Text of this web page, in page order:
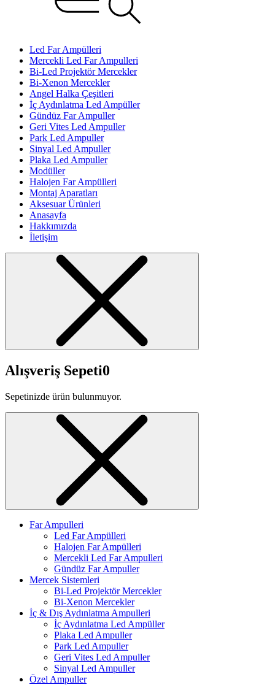
Led Far Ampülleri
Mercekli Led Far Ampulleri
Bi-Led Projektör Mercekler
Bi-Xenon Mercekler
Angel Halka Çeşitleri
İç Aydınlatma Led Ampüller
Gündüz Far Ampuller
Geri Vites Led Ampuller
Park Led Ampuller
Sinyal Led Ampuller
Plaka Led Ampuller
Modüller
Halojen Far Ampülleri
Montaj Aparatları
Aksesuar Ürünleri
Anasayfa
Hakkımızda
İletişim
Alışveriş Sepeti0
Sepetinizde ürün bulunmuyor.
Far Ampulleri
Led Far Ampülleri
Halojen Far Ampülleri
Mercekli Led Far Ampulleri
Gündüz Far Ampuller
Mercek Sistemleri
Bi-Led Projektör Mercekler
Bi-Xenon Mercekler
İç & Dış Aydınlatma Ampulleri
İç Aydınlatma Led Ampüller
Plaka Led Ampuller
Park Led Ampuller
Geri Vites Led Ampuller
Sinyal Led Ampuller
Özel Ampuller